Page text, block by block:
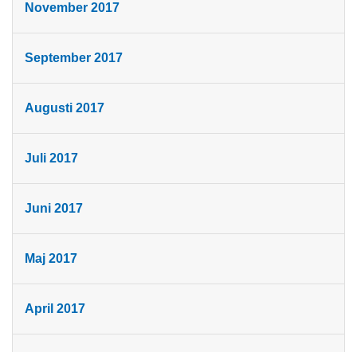
November 2017
September 2017
Augusti 2017
Juli 2017
Juni 2017
Maj 2017
April 2017